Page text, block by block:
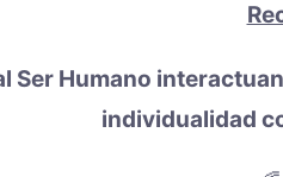
Ser Humano
individualidad